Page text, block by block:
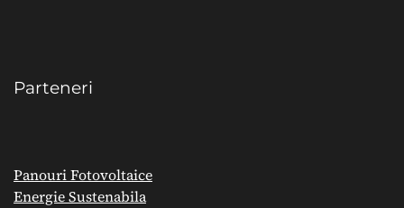
Parteneri
Panouri Fotovoltaice
Energie Sustenabila